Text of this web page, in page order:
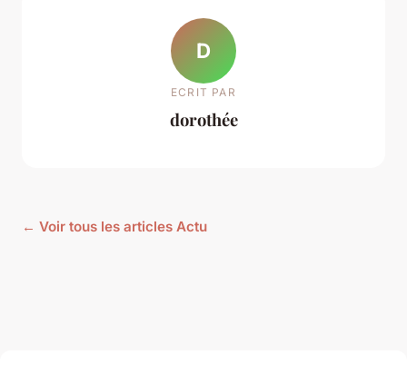
D
ECRIT PAR
dorothée
← Voir tous les articles Actu